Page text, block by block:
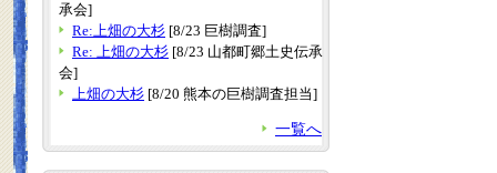
承会]
Re:上畑の大杉 [8/23 巨樹調査]
Re: 上畑の大杉 [8/23 山都町郷土史伝承
会]
上畑の大杉 [8/20 熊本の巨樹調査担当]
一覧へ